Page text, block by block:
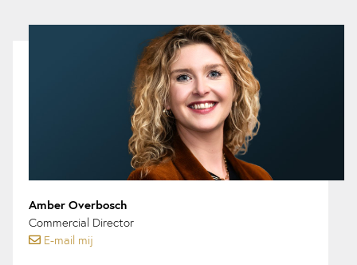
Amber Overbosch
Commercial Director
E-mail mij